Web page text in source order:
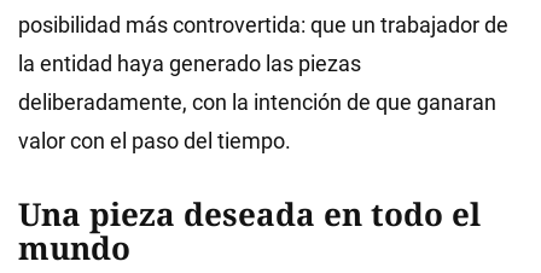
posibilidad más controvertida: que un trabajador de
la entidad haya generado las piezas
deliberadamente, con la intención de que ganaran
valor con el paso del tiempo.
Una pieza deseada en todo el
mundo